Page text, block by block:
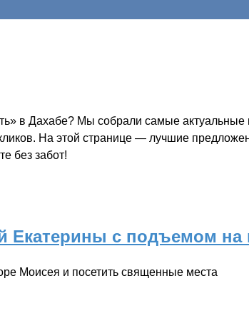
в Дахабе? Мы собрали самые
На этой странице — лучшие
без забот!
с подъемом на
Моисея и посетить священные места